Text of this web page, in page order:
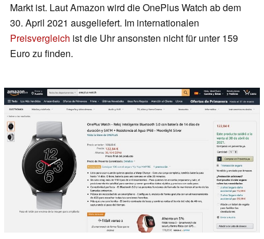
Markt ist. Laut Amazon wird die OnePlus Watch ab dem
30. April 2021 ausgeliefert. Im internationalen
Preisvergleich ist die Uhr ansonsten nicht für unter 159
Euro zu finden.